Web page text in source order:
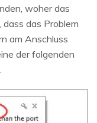
woher das
dass das Problem
am Anschluss
der folgenden